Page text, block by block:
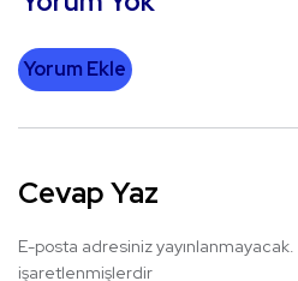
Yorum Ekle
Cevap Yaz
E-posta adresiniz yayınlanmayacak.
işaretlenmişlerdir